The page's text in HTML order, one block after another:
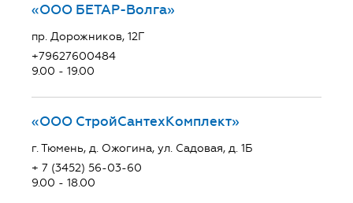
«ООО БЕТАР-Волга»
пр. Дорожников, 12Г
+79627600484
9.00 - 19.00
«ООО СтройСантехКомплект»
г. Тюмень, д. Ожогина, ул. Садовая, д. 1Б
+ 7 (3452) 56-03-60
9.00 - 18.00